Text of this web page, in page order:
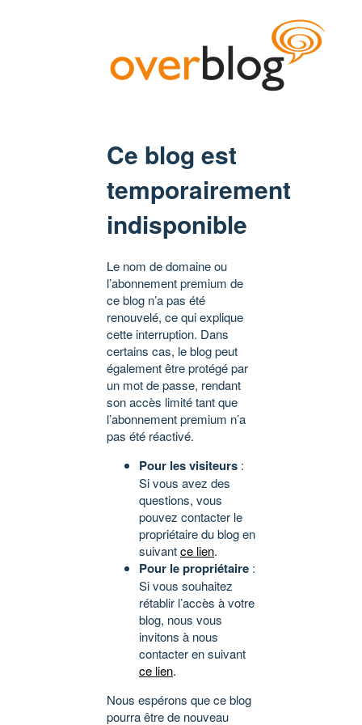
Ce blog est
temporairement
indisponible
Le nom de domaine ou
l’abonnement premium de
ce blog n’a pas été
renouvelé, ce qui explique
cette interruption. Dans
certains cas, le blog peut
également être protégé par
un mot de passe, rendant
son accès limité tant que
l’abonnement premium n’a
pas été réactivé.
Pour les visiteurs :
Si vous avez des
questions, vous
pouvez contacter le
propriétaire du blog en
suivantce lien.
Pour le propriétaire :
Si vous souhaitez
rétablir l’accès à votre
blog, nous vous
invitons à nous
contacter en suivant
ce lien.
Nous espérons que ce blog
pourra être de nouveau